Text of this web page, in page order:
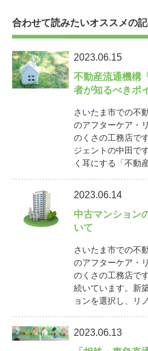
合わせて読みたいオススメの
2023.06.15
不動産流通機構
者が知るべきポ
さいたま市での不
のアフターケア・
のくさの工務店で
ジェントの中田で
く耳にする「不動
2023.06.14
中古マンション
いて
さいたま市での不
のアフターケア・
のくさの工務店で
続いています。新
ョンを選択し、リ
2023.06.13